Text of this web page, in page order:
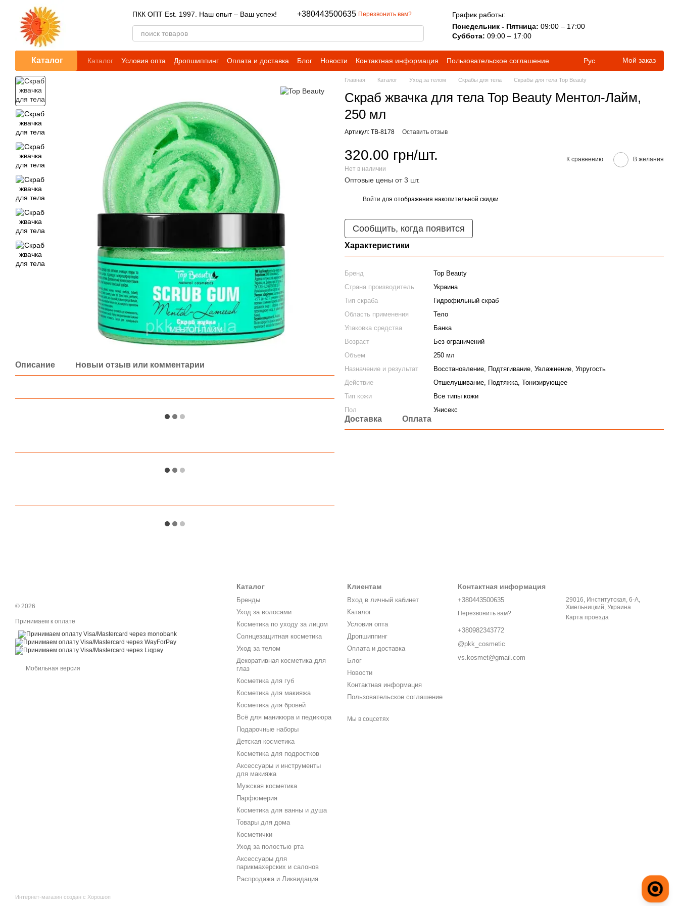
Перейти к основному контенту
ПКК ОПТ Est. 1997. Наш опыт – Ваш успех!
+380443500635 Перезвонить вам?
График работы:
Понедельник - Пятница: 09:00 – 17:00
Суббота: 09:00 – 17:00
Каталог Каталог Условия опта Дропшиппинг Оплата и доставка Блог Новости Контактная информация Пользовательское соглашение Рус Мой заказ
Описание Новый отзыв или комментарий
Главная Каталог Уход за телом Скрабы для тела Скрабы для тела Top Beauty
Cкраб жвачка для тела Top Beauty Ментол-Лайм,
250 мл
Артикул: TB-8178 Оставить отзыв
320.00 грн/шт.
Нет в наличии
К сравнению В желания
Оптовые цены от 3 шт.
Войти для отображения накопительной скидки
Сообщить, когда появится
Характеристики
Бренд
Top Beauty
Страна производитель
Украина
Тип скраба
Гидрофильный скраб
Область применения
Тело
Упаковка средства
Банка
Возраст
Без ограничений
Объем
250 мл
Назначение и результат
Восстановление, Подтягивание, Увлажнение, Упругость
Действие
Отшелушивание, Подтяжка, Тонизирующее
Тип кожи
Все типы кожи
Пол
Унисекс
Доставка Оплата
© 2026
Принимаем к оплате
Мобильная версия
Интернет-магазин создан с Хорошоп
Каталог
Бренды
Уход за волосами
Косметика по уходу за лицом
Солнцезащитная косметика
Уход за телом
Декоративная косметика для
глаз
Косметика для губ
Косметика для макияжа
Косметика для бровей
Всё для маникюра и педикюра
Подарочные наборы
Детская косметика
Косметика для подростков
Аксессуары и инструменты
для макияжа
Мужская косметика
Парфюмерия
Косметика для ванны и душа
Товары для дома
Косметички
Уход за полостью рта
Аксессуары для
парикмахерских и салонов
Распродажа и Ликвидация
Клиентам
Вход в личный кабинет
Каталог
Условия опта
Дропшиппинг
Оплата и доставка
Блог
Новости
Контактная информация
Пользовательское соглашение
Мы в соцсетях
Контактная информация
+380443500635
Перезвонить вам?
+380982343772
@pkk_cosmetic
vs.kosmet@gmail.com
29016, Институтская, 6-A,
Хмельницкий, Украина
Карта проезда